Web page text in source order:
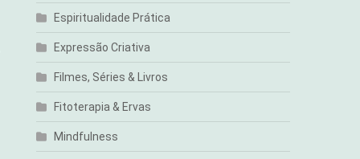
Espiritualidade Prática
Expressão Criativa
Filmes, Séries & Livros
Fitoterapia & Ervas
Mindfulness